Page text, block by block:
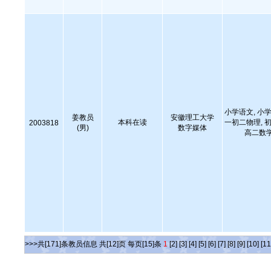
2003818
姜教员
(男)
本科在读
安徽理工大学
数字媒体
小学语文, 小
一初二物理,
高二数
>>>共[171]条教员信息 共[12]页 每页[15]条 1 [2] [3] [4] [5] [6] [7] [8] [9] [10]